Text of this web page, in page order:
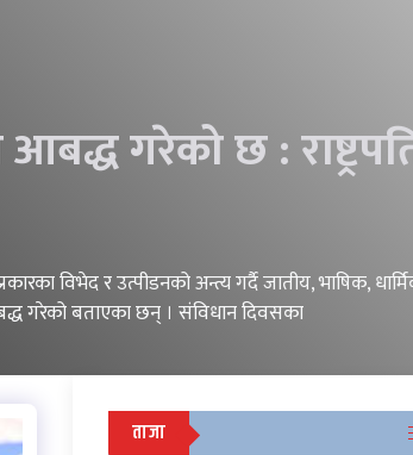
गरेको छ :
विभेद र उत्पीडनको अन्त्य गर्दै जातीय, भाषिक,
गरेको बताएका छन् । संविधान दिवसका
ताजा